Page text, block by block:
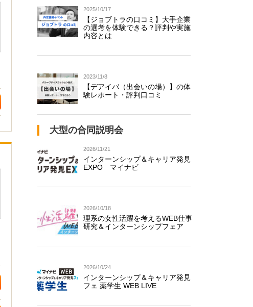
2025/10/17
【ジョブトラの口コミ】大手企業
の選考を体験できる？評判や実施
内容とは
2023/11/8
【デアイバ（出会いの場）】の体
験レポート・評判口コミ
大型の合同説明会
2026/11/21
インターンシップ＆キャリア発見
EXPO マイナビ
2026/10/18
理系の女性活躍を考えるWEB仕事
研究＆インターンシップフェア
2026/10/24
インターンシップ＆キャリア発見
フェ 薬学生 WEB LIVE